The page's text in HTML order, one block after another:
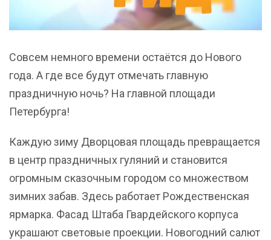
Совсем немного времени остаётся до Нового
года. А где все будут отмечать главную
праздничную ночь? На главной площади
Петербурга!
Каждую зиму Дворцовая площадь превращается
в центр праздничных гуляний и становится
огромным сказочным городом со множеством
зимних забав. Здесь работает Рождественская
ярмарка. Фасад Штаба Гвардейского корпуса
украшают световые проекции. Новогодний салют